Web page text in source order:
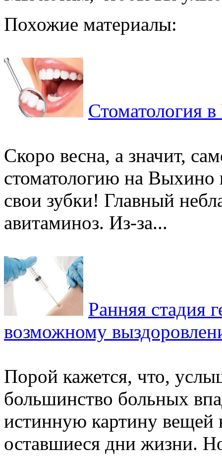
Похожие материалы:
Стоматология
Скоро весна, а значит,
стоматологию на
свои зубки! Главный
авитаминоз. Из-за...
Ранняя стадия
возможному
Порой кажется, что,
большинство больных
истинную картину вещей
оставшиеся дни жизни.